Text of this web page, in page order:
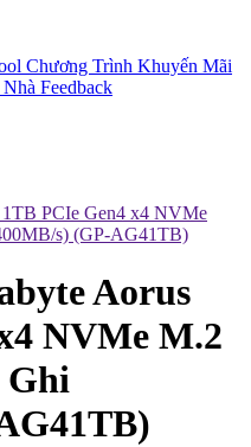
Chương Trình Khuyến Mãi
Feedback
PCIe Gen4 x4 NVMe
s) (GP-AG41TB)
Aorus
NVMe M.2
Ghi